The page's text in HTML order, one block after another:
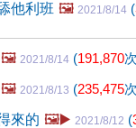
他利班 🖼️ 2021/8/14 (
🖼️ 2021/8/14 (191,870
🖼️ 2021/8/13 (235,475
來的 🖼️▶️ 2021/8/12 (